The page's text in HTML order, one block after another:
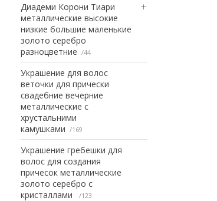
Диадеми Корони Тиари
металлические высокие
низкие большие маленькие
золото серебро
разноцветние
44
Украшение для волос
веточки для прически
свадебние вечерние
металлические с
хрустальними
камушками
169
Украшение гребешки для
волос для создания
причесок металлические
золото серебро с
кристаллами
123